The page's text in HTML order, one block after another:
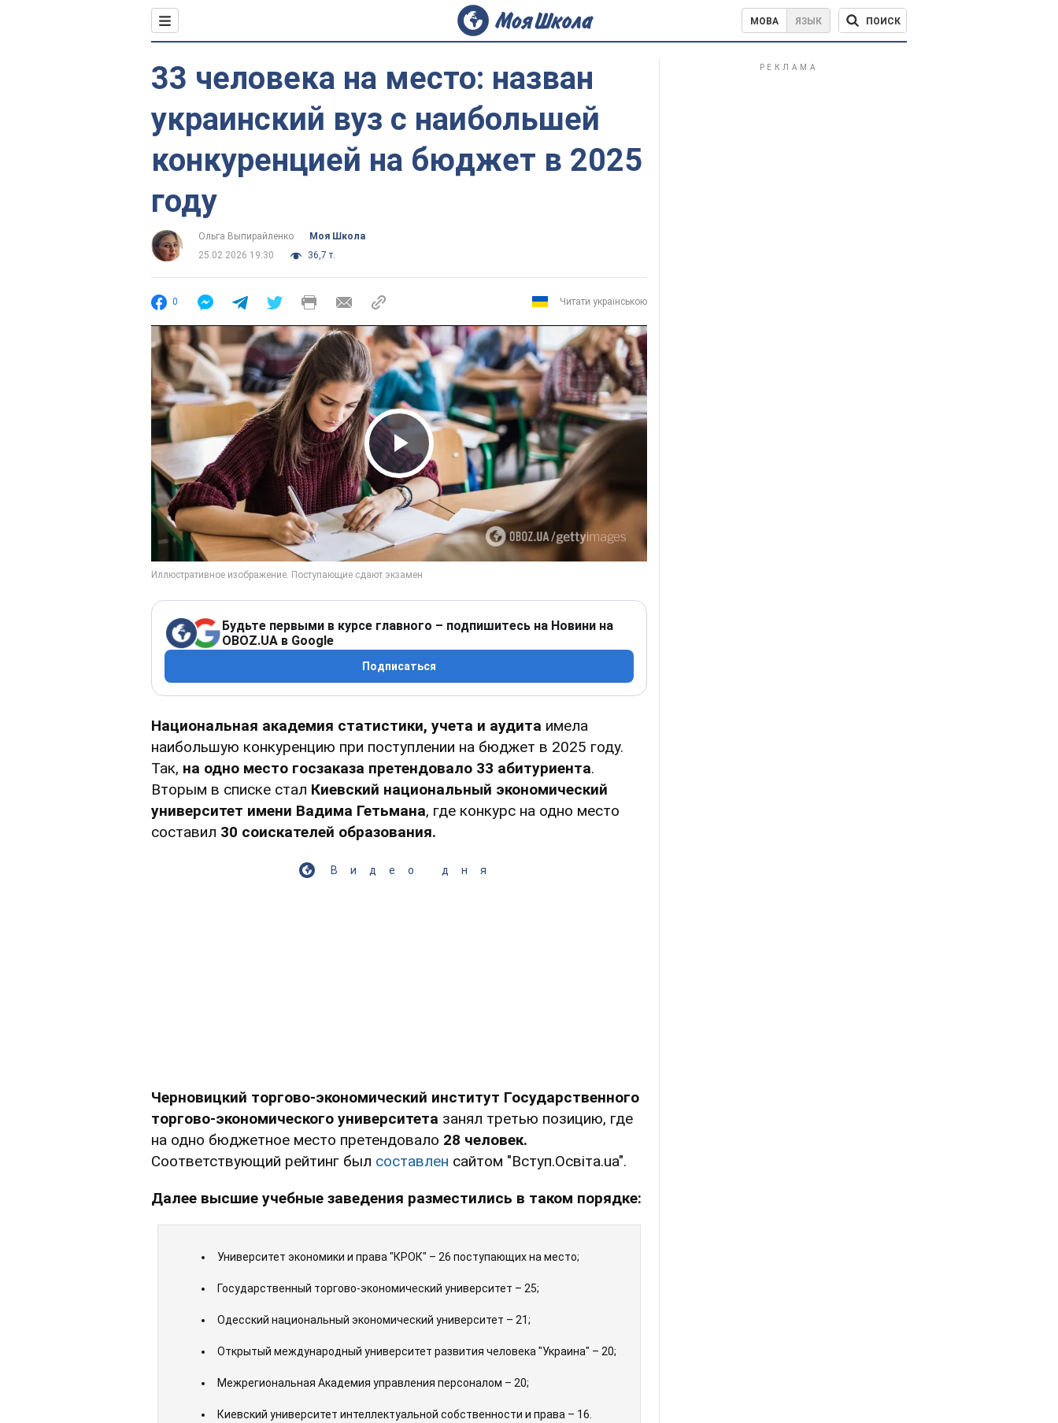
МОВА ЯЗЫК ПОИСК
33 человека на место: назван
украинский вуз с наибольшей
конкуренцией на бюджет в 2025
году
Ольга Выпирайленко
Моя Школа
25.02.2026 19:30
36,7 т.
0 Читати українською
Play Video
Будьте первыми в курсе главного – подпишитесь на Новини на
OBOZ.UA в Google
Подписаться
Национальная академия статистики, учета и аудита имела
наибольшую конкуренцию при поступлении на бюджет в 2025 году.
Так, на одно место госзаказа претендовало 33 абитуриента.
Вторым в списке стал Киевский национальный экономический
университет имени Вадима Гетьмана, где конкурс на одно место
составил 30 соискателей образования.
Видео дня
Черновицкий торгово-экономический институт Государственного
торгово-экономического университета занял третью позицию, где
на одно бюджетное место претендовало 28 человек.
Соответствующий рейтинг был составлен сайтом "Вступ.Освіта.ua".
Далее высшие учебные заведения разместились в таком порядке:
Университет экономики и права "КРОК" – 26 поступающих на место;
Государственный торгово-экономический университет – 25;
Одесский национальный экономический университет – 21;
Открытый международный университет развития человека "Украина" – 20;
Межрегиональная Академия управления персоналом – 20;
Киевский университет интеллектуальной собственности и права – 16.